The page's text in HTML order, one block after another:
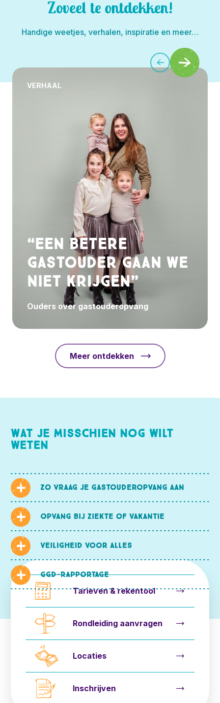
Zoveel te ontdekken!
Handige weetjes, verhalen, inspiratie en meer…
VERHAAL
“Een betere
gastouder gaan we
niet krijgen”
Ouders over gastouderopvang
Meer ontdekken
Wat je misschien nog wilt
weten
Zo vraag je gastouderopvang aan
Opvang bij ziekte of vakantie
Veiligheid voor alles
GGD-rapportage
Tarieven & rekentool
Rondleiding aanvragen
Locaties
Inschrijven